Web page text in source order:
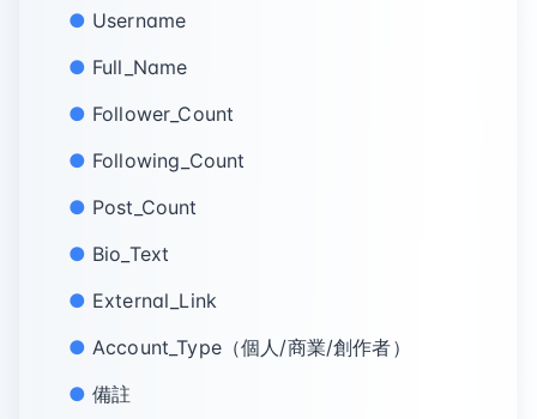
Username
Full_Name
Follower_Count
Following_Count
Post_Count
Bio_Text
External_Link
Account_Type（個人/商業/創作者）
備註